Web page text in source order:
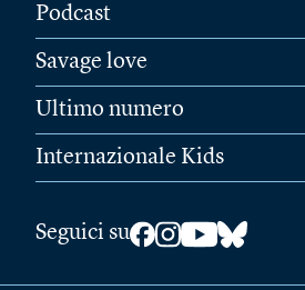
Podcast
Savage love
Ultimo numero
Internazionale Kids
Seguici su